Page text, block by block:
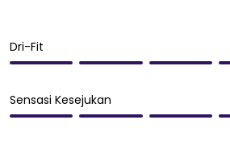
Dri-Fit
Sensasi Kesejukan